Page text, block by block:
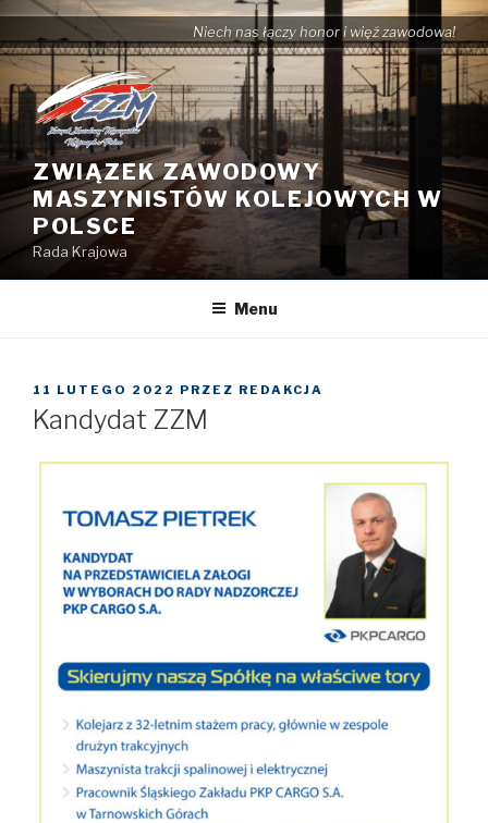
Przejdź
do
treści
Niech nas łączy honor i więź zawodowa!
ZWIĄZEK ZAWODOWY
MASZYNISTÓW KOLEJOWYCH W
POLSCE
Rada Krajowa
Menu
OPUBLIKOWANE
W
11 LUTEGO 2022 PRZEZ REDAKCJA
Kandydat ZZM